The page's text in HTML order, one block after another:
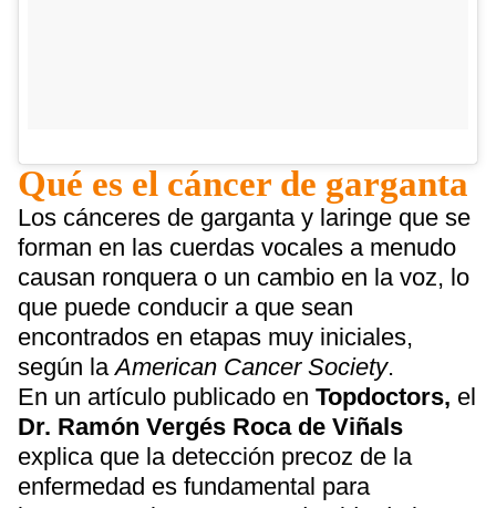
Qué es el cáncer de garganta
Los cánceres de garganta y laringe que se
forman en las cuerdas vocales a menudo
causan ronquera o un cambio en la voz, lo
que puede conducir a que sean
encontrados en etapas muy iniciales,
según laAmerican Cancer Society.
En un artículo publicado en Topdoctors, el
Dr. Ramón Vergés Roca de Viñals
explica que la detección precoz de la
enfermedad es fundamental para